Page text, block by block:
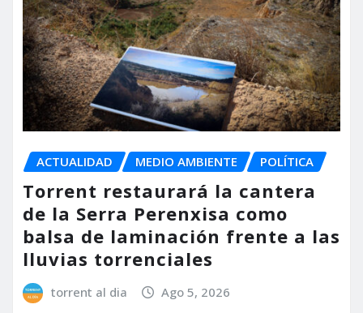
ACTUALIDAD MEDIO AMBIENTE POLÍTICA
Torrent restaurará la cantera
de la Serra Perenxisa como
balsa de laminación frente a las
lluvias torrenciales
torrent al dia Ago 5, 2026